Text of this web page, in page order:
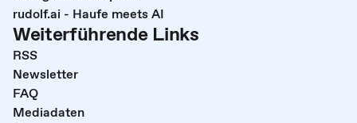
rudolf.ai - Haufe meets AI
Weiterführende Links
RSS
Newsletter
FAQ
Mediadaten